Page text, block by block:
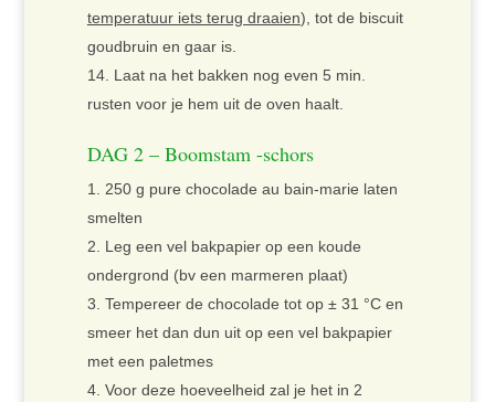
temperatuur iets terug draaien), tot de biscuit
goudbruin en gaar is.
Laat na het bakken nog even 5 min.
rusten voor je hem uit de oven haalt.
DAG 2 – Boomstam -schors
250 g pure chocolade au bain-marie laten
smelten
Leg een vel bakpapier op een koude
ondergrond (bv een marmeren plaat)
Tempereer de chocolade tot op ± 31 °C en
smeer het dan dun uit op een vel bakpapier
met een paletmes
Voor deze hoeveelheid zal je het in 2